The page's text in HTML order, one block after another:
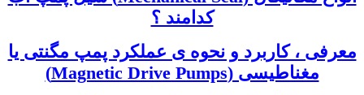
کدامند ؟
معرفی ، کاربرد و نحوه ی عملکرد پمپ مگنتی یا
مغناطیسی (Magnetic Drive Pumps)